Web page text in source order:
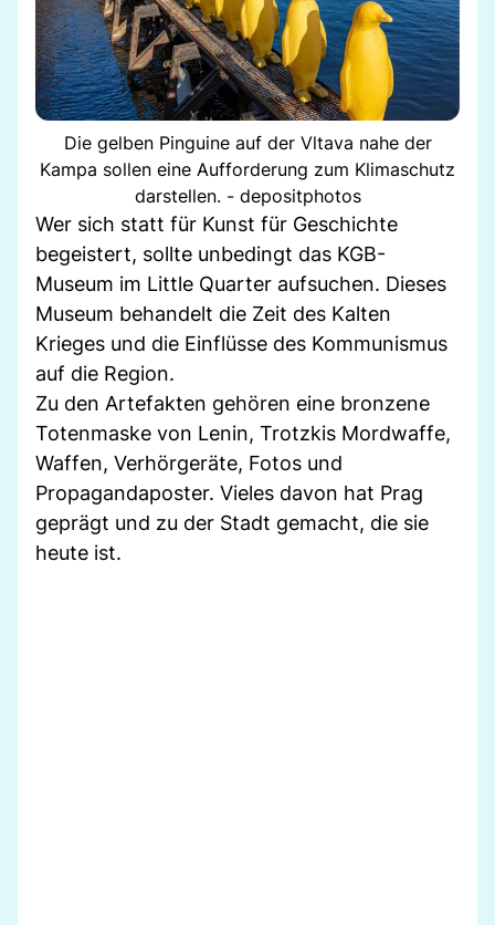
Die gelben Pinguine auf der Vltava nahe der
Kampa sollen eine Aufforderung zum Klimaschutz
darstellen. - depositphotos
Wer sich statt für Kunst für Geschichte
begeistert, sollte unbedingt das KGB-
Museum im Little Quarter aufsuchen. Dieses
Museum behandelt die Zeit des Kalten
Krieges und die Einflüsse des Kommunismus
auf die Region.
Zu den Artefakten gehören eine bronzene
Totenmaske von Lenin, Trotzkis Mordwaffe,
Waffen, Verhörgeräte, Fotos und
Propagandaposter. Vieles davon hat Prag
geprägt und zu der Stadt gemacht, die sie
heute ist.